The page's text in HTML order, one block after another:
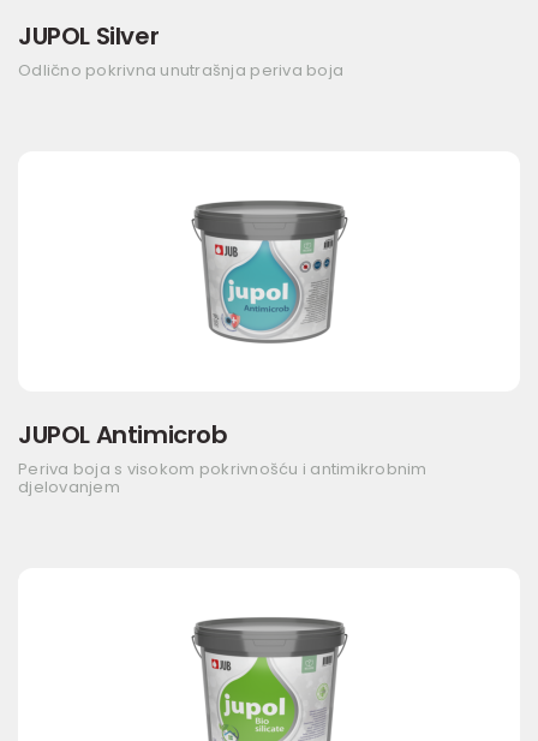
JUPOL Silver
Odlično pokrivna unutrašnja periva boja
JUPOL Antimicrob
Periva boja s visokom pokrivnošću i antimikrobnim
djelovanjem